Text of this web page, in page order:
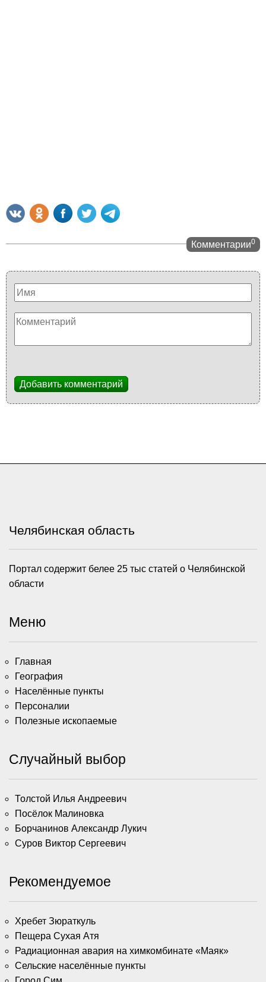
Комментарии0
Добавить комментарий
Челябинская область
Портал содержит белее 25 тыс статей о Челябинской
области
Меню
Главная
География
Населённые пункты
Персоналии
Полезные ископаемые
Случайный выбор
Толстой Илья Андреевич
Посёлок Малиновка
Борчанинов Александр Лукич
Суров Виктор Сергеевич
Рекомендуемое
Хребет Зюраткуль
Пещера Сухая Атя
Радиационная авария на химкомбинате «Маяк»
Сельские населённые пункты